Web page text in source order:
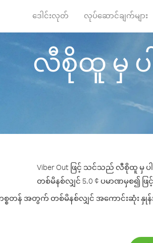
ဒေါင်းလုတ် လုပ်ဆောင်ချက်များ
လီစိုထူ မှ ပ
Viber Out ဖြင့် သင်သည် လီစိုထူ မှ
တစ်မိနစ်လျှင် 5.0 ¢ ပမာဏမှစ၍ ဖ
စ္စတန် အတွက် တစ်မိနစ်လျှင် အကောင်းဆုံး နှုန်